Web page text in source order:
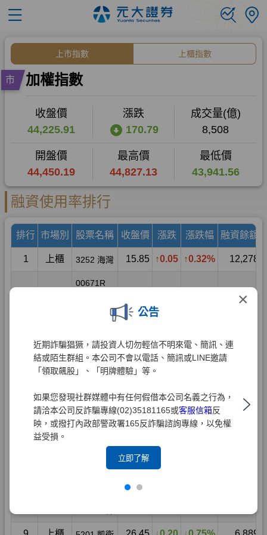
×
公告
近期詐騙猖獗，請投資人切勿輕信不明來電、簡訊、連
結或陌生群組。本公司不會以電話、簡訊或LINE邀請
「領取飆股」、「明牌體驗」等。
如果您發現社群媒體中有任何假借本公司名義之行為，
請洽本公司反詐騙專線(02)35181165或客服信箱反
映，或撥打內政部警政署165反詐騙諮詢專線，以免權
益受損。
立即了解